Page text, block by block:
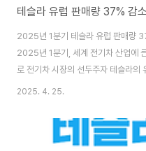
테슬라 유럽 판매량 37% 감
2025년 1분기 테슬라 유럽 판매량
2025년 1분기, 세계 전기차 산업에
로 전기차 시장의 선두주자 테슬라의
나 감소했다는 사실입니다. 전기차에
하고 있는데요. 이번 글에서는 테슬
의 변화, 향후 테슬라의 과제까지 함
2025. 4. 25.